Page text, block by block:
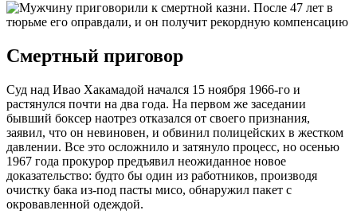
Смертный приговор
Суд над Ивао Хакамадой начался 15 ноября 1966-го и
растянулся почти на два года. На первом же заседании
бывший боксер наотрез отказался от своего признания,
заявил, что он невиновен, и обвинил полицейских в жестком
давлении. Все это осложнило и затянуло процесс, но осенью
1967 года прокурор предъявил неожиданное новое
доказательство: будто бы один из работников, производя
очистку бака из-под пасты мисо, обнаружил пакет с
окровавленной одеждой.